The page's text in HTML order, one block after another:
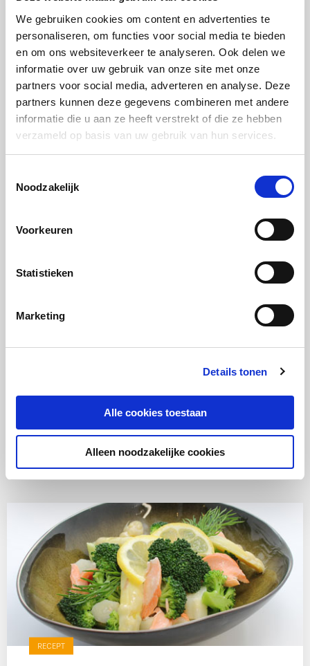
We gebruiken cookies om content en advertenties te
personaliseren, om functies voor social media te bieden
en om ons websiteverkeer te analyseren. Ook delen we
informatie over uw gebruik van onze site met onze
partners voor social media, adverteren en analyse. Deze
partners kunnen deze gegevens combineren met andere
informatie die u aan ze heeft verstrekt of die ze hebben
verzameld op basis van uw gebruik van hun services.
Noodzakelijk
Voorkeuren
Statistieken
Marketing
Details tonen
Alle cookies toestaan
Alleen noodzakelijke cookies
Maak de pepers schoon, verwijder zaad en
zaadlijsten en snijd het vruchtvlees fijn. Hak de
peterselie en schil en hak de knoflook. Rasp de
Parmezaanse kaas en snijd de mozzarella in blokjes.
Roer de roomkaas los met crème fraîche, Parmezaan
en 3 eetlepels olijfolie. Roer de knoflook, peterselie
Verwarm de oven voor op Hetelucht Plus 200°C.
Bestrijk de bodem met de helft van het kaasmengsel.
Verdeel de asperges, rucola, spinazie en mozzarella
kaasmengsel weer over. Bak de pizza gedurende 30-
35 minuten (met indien mogelijk een automatische
stoomstoot) op het 2e niveau van onderen.
Ook lekker
RECEPT